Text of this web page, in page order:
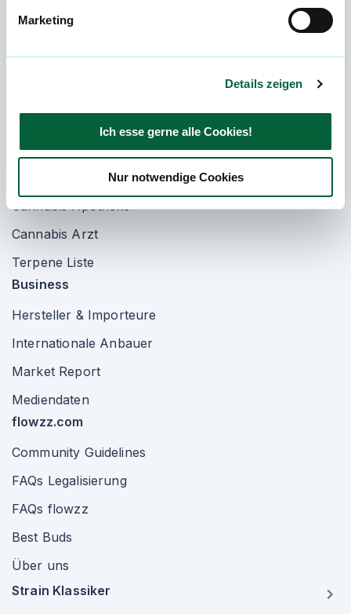
Marketing
Details zeigen
Ich esse gerne alle Cookies!
Nur notwendige Cookies
Cannabis als Medizin
Cannabis auf Rezept
Cannabis Apotheke
Cannabis Arzt
Terpene Liste
Business
Hersteller & Importeure
Internationale Anbauer
Market Report
Mediendaten
flowzz.com
Community Guidelines
FAQs Legalisierung
FAQs flowzz
Best Buds
Über uns
Strain Klassiker